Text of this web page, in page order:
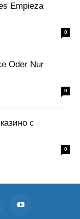
Empieza
0
Oder Nur
0
с
0